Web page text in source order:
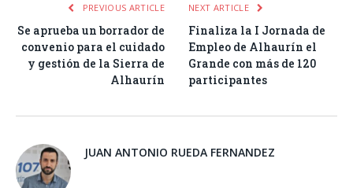
PREVIOUS ARTICLE
Se aprueba un borrador de
convenio para el cuidado
y gestión de la Sierra de
Alhaurín
NEXT ARTICLE
Finaliza la I Jornada de
Empleo de Alhaurín el
Grande con más de 120
participantes
JUAN ANTONIO RUEDA FERNANDEZ